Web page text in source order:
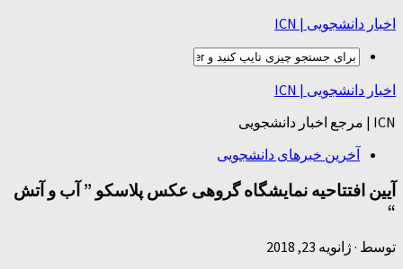
اخبار دانشجویی | ICN
اخبار دانشجویی | ICN
ICN | مرجع اخبار دانشجویی
آخرین خبرهای دانشجویی
آیین افتتاحیه نمایشگاه گروهی عکس پلاسکو ” آب و آتش
“
توسط · ژانویه 23, 2018